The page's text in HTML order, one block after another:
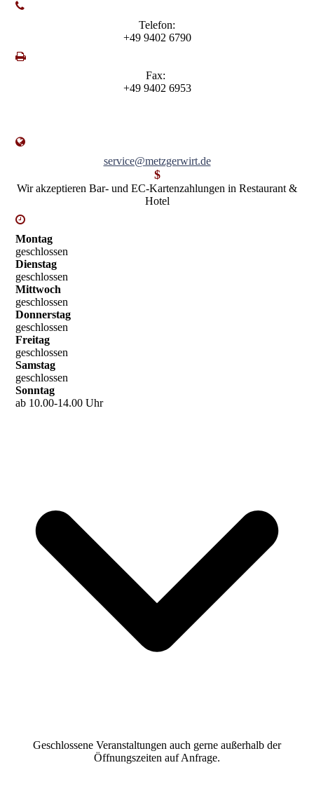
Telefon:
+49 9402 6790
Fax:
+49 9402 6953
service@metzgerwirt.de
$
Wir akzeptieren Bar- und EC-Kartenzahlungen in Restaurant &
Hotel
Montag
geschlossen
Dienstag
geschlossen
Mittwoch
geschlossen
Donnerstag
geschlossen
Freitag
geschlossen
Samstag
geschlossen
Sonntag
ab 10.00-14.00 Uhr
Geschlossene Veranstaltungen auch gerne außerhalb der
Öffnungszeiten auf Anfrage.